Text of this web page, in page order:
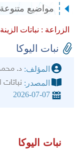
مواضيع
الزراعة : نباتات
نبات اليوكا
المؤلف: د.
المصدر: نباتات
2026-07-07
نبات اليوكا